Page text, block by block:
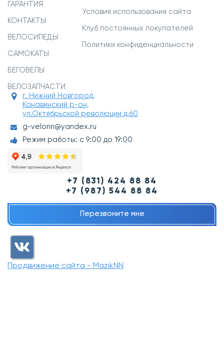
ГАРАНТИЯ
КОНТАКТЫ
ВЕЛОСИПЕДЫ
САМОКАТЫ
БЕГОВЕЛЫ
ВЕЛОЗАПЧАСТИ
Условия использования сайта
Клуб постоянных покупателей
Политики конфиденциальности
г. Нижний Новгород,
Канавинский р-он,
ул.Октябрьской революции д.60
g-velonn@yandex.ru
Режим работы: с 9:00 до 19:00
+7 (831) 424 88 84
+7 (987) 544 88 84
Перезвоните мне
Продвижение сайта - MazikNN